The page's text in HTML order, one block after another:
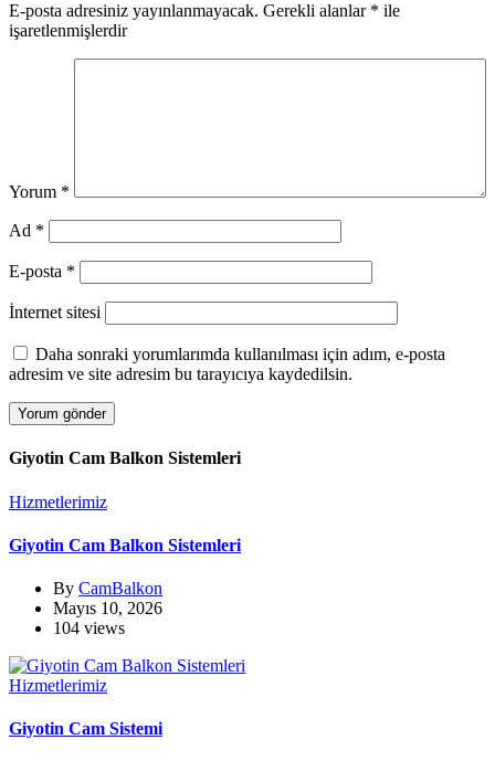
E-posta adresiniz yayınlanmayacak. Gerekli alanlar * ile
işaretlenmişlerdir
Yorum *
Ad *
E-posta *
İnternet sitesi
Daha sonraki yorumlarımda kullanılması için adım, e-posta
adresim ve site adresim bu tarayıcıya kaydedilsin.
Giyotin Cam Balkon Sistemleri
Hizmetlerimiz
Giyotin Cam Balkon Sistemleri
By CamBalkon
Mayıs 10, 2026
104 views
Hizmetlerimiz
Giyotin Cam Sistemi